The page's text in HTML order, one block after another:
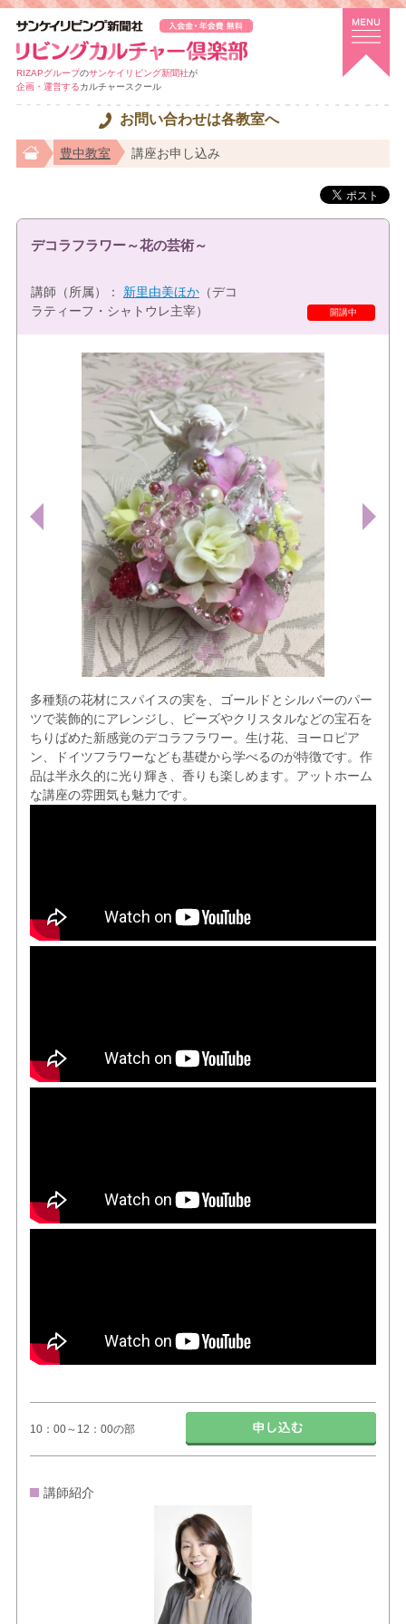
RIZAPグループのサンケイリビング新聞社が
企画・運営するカルチャースクール
お問い合わせは各教室へ
豊中教室 講座お申し込み
開講中
デコラフラワー～花の芸術～
講師（所属）： 新里由美ほか（デコ
ラティーフ・シャトウレ主宰）
多種類の花材にスパイスの実を、ゴールドとシルバーのパー
ツで装飾的にアレンジし、ビーズやクリスタルなどの宝石を
ちりばめた新感覚のデコラフラワー。生け花、ヨーロピア
ン、ドイツフラワーなども基礎から学べるのが特徴です。作
品は半永久的に光り輝き、香りも楽しめます。アットホーム
な講座の雰囲気も魅力です。
10：00～12：00の部
講師紹介